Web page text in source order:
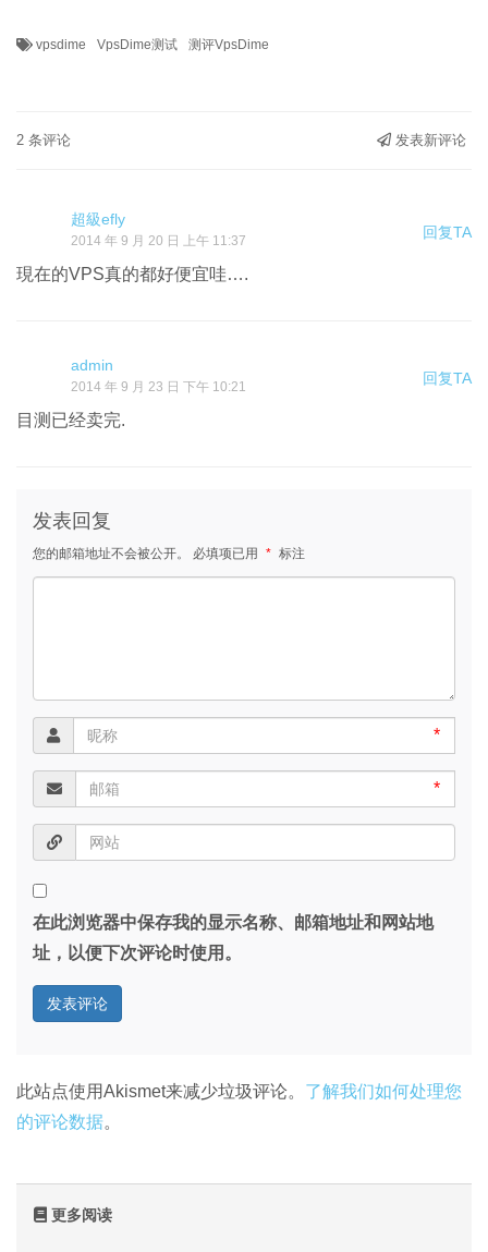
vpsdime VpsDime测试 测评VpsDime
2 条评论 发表新评论
超級efly
2014 年 9 月 20 日 上午 11:37 回复TA
現在的VPS真的都好便宜哇….
admin
2014 年 9 月 23 日 下午 10:21 回复TA
目测已经卖完.
发表回复
您的邮箱地址不会被公开。 必填项已用 * 标注
*
*
在此浏览器中保存我的显示名称、邮箱地址和网站地
址，以便下次评论时使用。
此站点使用Akismet来减少垃圾评论。 了解我们如何处理您
的评论数据。
更多阅读